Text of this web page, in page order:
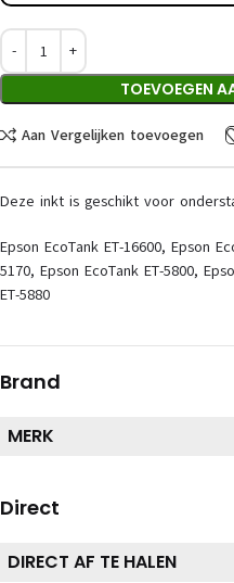
TOEVOEGEN
Aan Vergelijken toevoegen
Deze inkt is geschikt voor
Epson EcoTank ET-16600, Epson
5170, Epson EcoTank ET-5800,
ET-5880
Brand
MERK
Direct
DIRECT AF TE HALEN